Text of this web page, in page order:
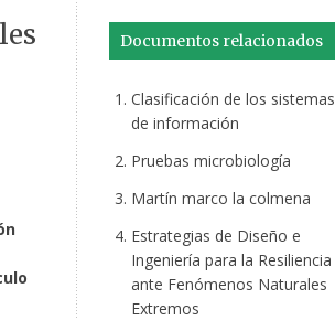
Documentos relacionados
Clasificación de los sistemas
de información
Pruebas microbiología
Martín marco la colmena
Estrategias de Diseño e
Ingeniería para la Resiliencia
ante Fenómenos Naturales
Extremos